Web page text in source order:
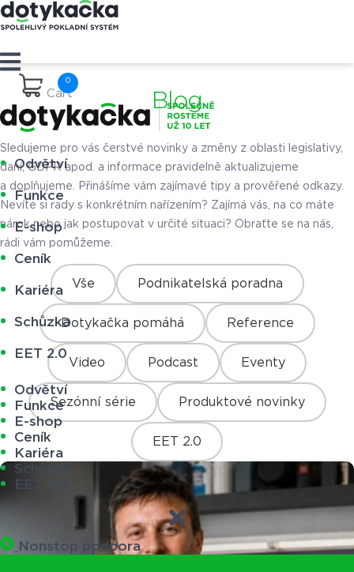
Cart
Odvětví
Funkce
E-shop
Ceník
Kariéra
Schůzka
EET 2.0
Odvětví
Funkce
E-shop
Ceník
Kariéra
Schůzka
EET 2.0
Nonstop podpora
Blog
Sledujeme pro vás čerstvé novinky a změny z oblasti legislativy,
daní, GDPR apod. a informace pravidelně aktualizujeme
a doplňujeme. Přinášíme vám zajímavé tipy a prověřené odkazy.
Nevíte si rady s konkrétním nařízením? Zajímá vás, na co máte
nárok nebo jak postupovat v určité situaci? Obraťte se na nás,
rádi vám pomůžeme.
Vše Podnikatelská poradna
Dotykačka pomáhá Reference
Video Podcast Eventy
Sezónní série Produktové novinky
EET 2.0